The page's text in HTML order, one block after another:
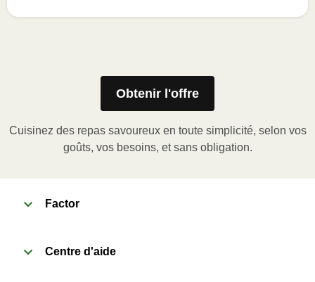
Voici quoi faire :
Microwave meal on HIGH for 2-3 minutes.
Remove meal, let cool, peel off film, plate and
OVEN
Obtenir l'offre
Cuisinez des repas savoureux en toute simplicité, selon vos
goûts, vos besoins, et sans obligation.
Factor
Centre d'aide